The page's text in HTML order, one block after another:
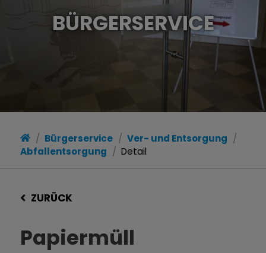
BÜRGERSERVICE
Bürgerservice
Ver- und Entsorgung
Abfallentsorgung
Detail
ZURÜCK
Papiermüll